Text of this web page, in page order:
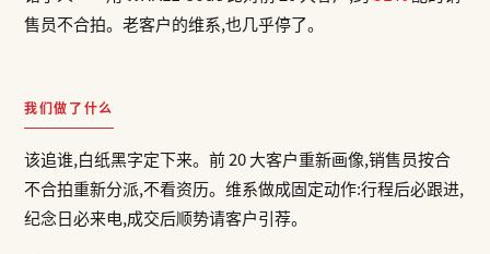
售员不合拍。老客户的维系,也几乎停了。
我们做了什么
该追谁,白纸黑字定下来。前 20 大客户重新画像,销售员按合
不合拍重新分派,不看资历。维系做成固定动作:行程后必跟进,
纪念日必来电,成交后顺势请客户引荐。